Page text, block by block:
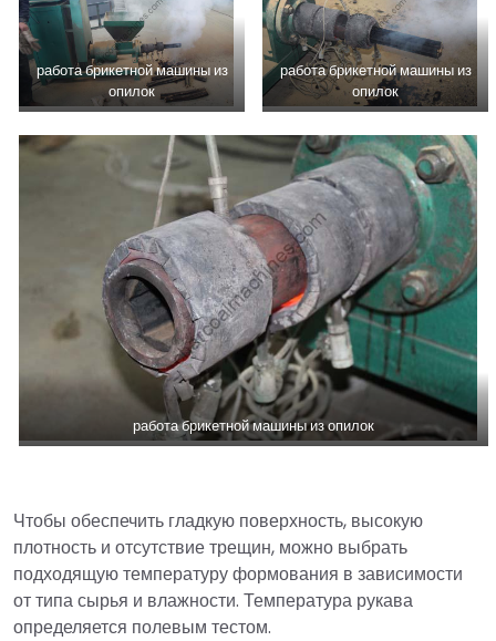
работа брикетной машины из
опилок
работа брикетной машины из
опилок
работа брикетной машины из опилок
Чтобы обеспечить гладкую поверхность, высокую
плотность и отсутствие трещин, можно выбрать
подходящую температуру формования в зависимости
от типа сырья и влажности. Температура рукава
определяется полевым тестом.